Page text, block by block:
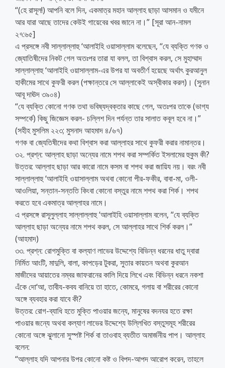
“(হে রাসূল!) আপনি বলে দিন, একমাত্র মহান আল্লাহ ছাড়া আসমান ও যমীনে
আর যারা আছে তাদের কেউই গায়েবের খবর জানে না।” [সূরা আন-নামল
২৭:৬৫]
এ প্রসঙ্গে নবী সাল্লাল্লাহু ‘আলাইহি ওয়াসাল্লাম বলেছেন, ‘‘যে ব্যক্তি গণক ও
জ্যোতিষীদের নিকট গেল অতঃপর তারা যা বলল, তা বিশ্বাস করল, সে মুহাম্মাদ
সাল্লাল্লাহু ‘আলাইহি ওয়াসাল্লাম-এর উপর যা অবতীর্ণ হয়েছে অর্থাৎ কুরআনুল
হাকীমের সাথে কুফরী করল (পক্ষান্তরে সে আল্লাকেই অস্বীকার করল)। (সুনান
আবূ দাঊদ ৩৯০৪)
“যে ব্যক্তি কোনো গণক তথা ভবিষ্যদ্বক্তার কাছে গেল, অতঃপর তাকে (ভাগ্য
সম্পর্কে) কিছু জিজ্ঞেস করল- চল্লিশ দিন পর্যন্ত তার সালাত কবূল হবে না।”
(সহীহ মুসলিম ২২৩; মুসনাদ আহমাদ ৪/৬৭)
গণক বা জ্যেতিষীদের কথা বিশ্বাস করা আল্লাহর সাথে কুফরী করার নামান্তর।
৩২. প্রশ্ন: আল্লাহ ছাড়া অন্যের নামে শপথ করা সম্পর্কিত ইসলামের হুকুম কী?
উত্তর: আল্লাহ ছাড়া আর কারো নামে কসম বা শপথ করা জায়িয নয়। বরং নবী
সাল্লাল্লাহু ‘আলাইহি ওয়াসাল্লাম অথবা কোনো পীর-ফকীর, বাবা-মা, ওলী-
আওলিয়া, সন্তান-সন্ততি কিংবা কোনো বস্তুর নামে শপথ করা শির্ক। শপথ
করতে হবে একমাত্র আল্লাহর নামে।
এ প্রসঙ্গে রাসূলুল্লাহ সাল্লাল্লাহু ‘আলাইহি ওয়াসাল্লাম বলেন, “যে ব্যক্তি
আল্লাহ ছাড়া অন্যের নামে শপথ করল, সে আল্লাহর সাথে শির্ক করল।”
(আহমাদ)
৩৩. প্রশ্ন: রোগমুক্তি বা কল্যাণ লাভের উদ্দেশ্যে বিভিন্ন ধরনের ধাতু দ্বারা
নির্মিত আংটি, মাদুলি, বালা, কাপড়ের টুকরা, সুতার কায়তন অথবা কুরআন
মাজীদের আয়াতের নম্বর জাফরানের কালি দিয়ে লিখে এবং বিভিন্ন ধরনে নকশা
এঁকে দো‘আ, তাবীয-কবয বানিয়ে তা হাতে, কোমরে, গলায় বা শরীরের কোনো
অঙ্গে ব্যবহার করা যাবে কী?
উত্তর: রোগ-ব্যাধি হতে মুক্তি পাওয়ার জন্যে, মানুষের বদনযর হতে রক্ষা
পাওয়ার জন্যে অথবা কল্যাণ লাভের উদ্দেশ্যে উল্লিখিত বস্তুসমূহ শরীরের
কোনো অঙ্গে ঝুলানো সুস্পষ্ট শির্ক বা তাওবাহ ব্যতীত অমার্জনীয় পাপ। আল্লাহ
বলেন:
“আল্লাহ যদি আপনার উপর কোনো কষ্ট ও বিপদ-আপদ আরোপ করেন, তাহলে